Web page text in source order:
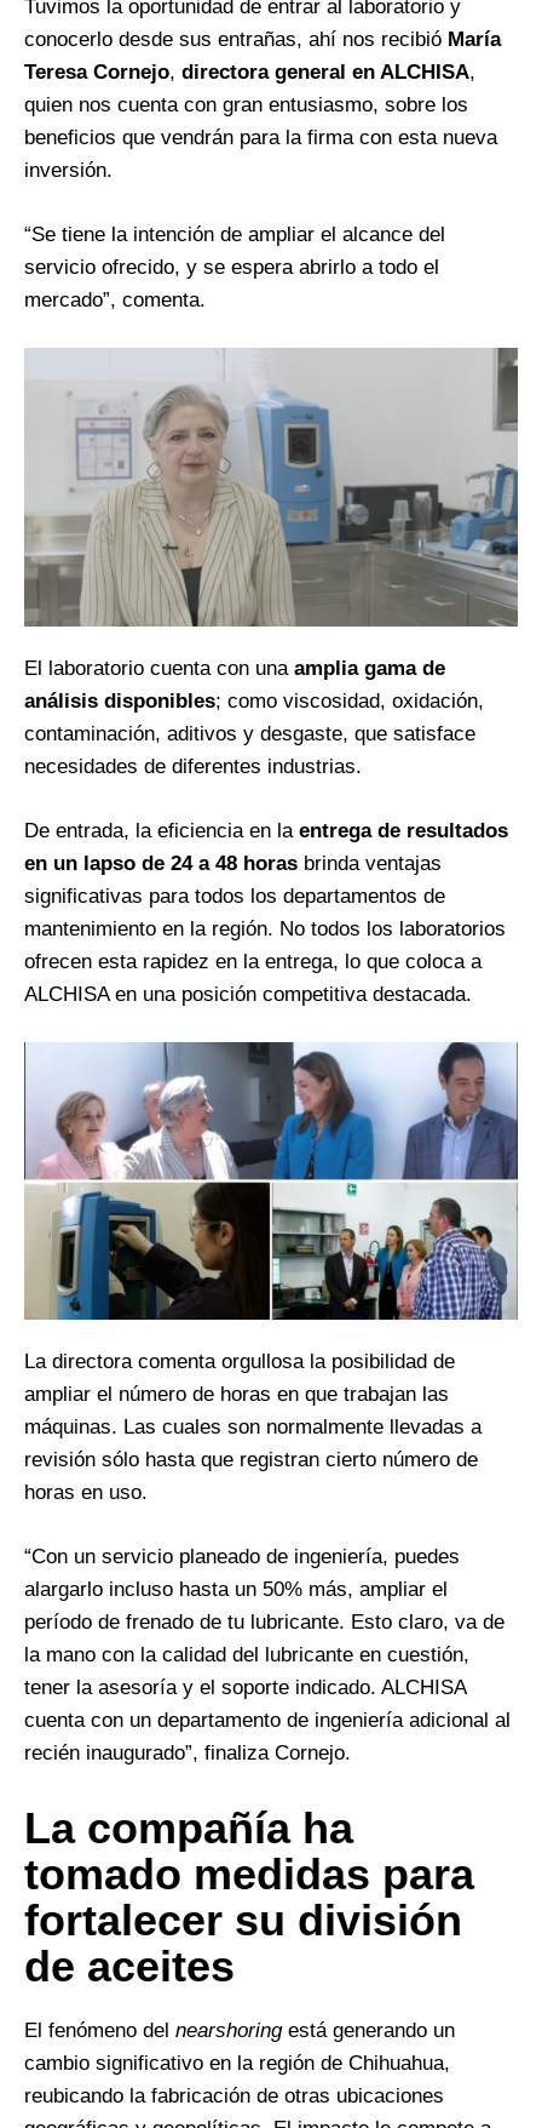
Tuvimos la oportunidad de entrar al laboratorio y
conocerlo desde sus entrañas, ahí nos recibió María
Teresa Cornejo, directora general en ALCHISA,
quien nos cuenta con gran entusiasmo, sobre los
beneficios que vendrán para la firma con esta nueva
inversión.
“Se tiene la intención de ampliar el alcance del
servicio ofrecido, y se espera abrirlo a todo el
mercado”, comenta.
El laboratorio cuenta con una amplia gama de
análisis disponibles; como viscosidad, oxidación,
contaminación, aditivos y desgaste, que satisface
necesidades de diferentes industrias.
De entrada, la eficiencia en la entrega de resultados
en un lapso de 24 a 48 horas brinda ventajas
significativas para todos los departamentos de
mantenimiento en la región. No todos los laboratorios
ofrecen esta rapidez en la entrega, lo que coloca a
ALCHISA en una posición competitiva destacada.
La directora comenta orgullosa la posibilidad de
ampliar el número de horas en que trabajan las
máquinas. Las cuales son normalmente llevadas a
revisión sólo hasta que registran cierto número de
horas en uso.
“Con un servicio planeado de ingeniería, puedes
alargarlo incluso hasta un 50% más, ampliar el
período de frenado de tu lubricante. Esto claro, va de
la mano con la calidad del lubricante en cuestión,
tener la asesoría y el soporte indicado. ALCHISA
cuenta con un departamento de ingeniería adicional al
recién inaugurado”, finaliza Cornejo.
La compañía ha
tomado medidas para
fortalecer su división
de aceites
El fenómeno del nearshoringestá generando un
cambio significativo en la región de Chihuahua,
reubicando la fabricación de otras ubicaciones